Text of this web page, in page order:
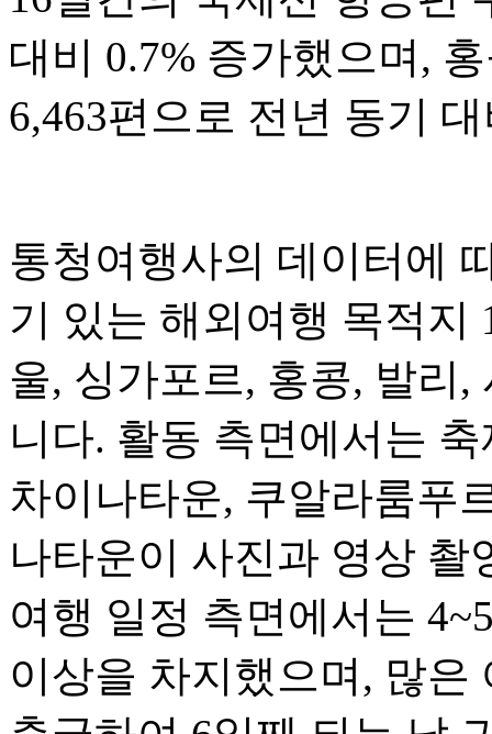
대비 0.7% 증가했으며,
6,463편으로 전년 동기
통청여행사의 데이터에
기 있는 해외여행 목적지
울, 싱가포르, 홍콩, 발리
니다. 활동 측면에서는
차이나타운, 쿠알라룸푸
나타운이 사진과 영상
여행 일정 측면에서는
이상을 차지했으며, 많은